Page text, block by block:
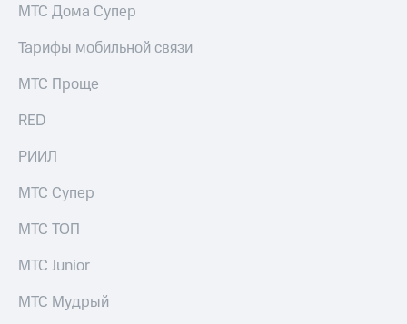
аудит
акций
Описание
Дивиденды
Рынок
облигаций
Описание
Еврооблигации-2023
Уведомление
о
МТС Дома Супер
Тарифы мобильной связи
МТС Проще
RED
РИИЛ
МТС Супер
МТС ТОП
МТС Junior
МТС Мудрый